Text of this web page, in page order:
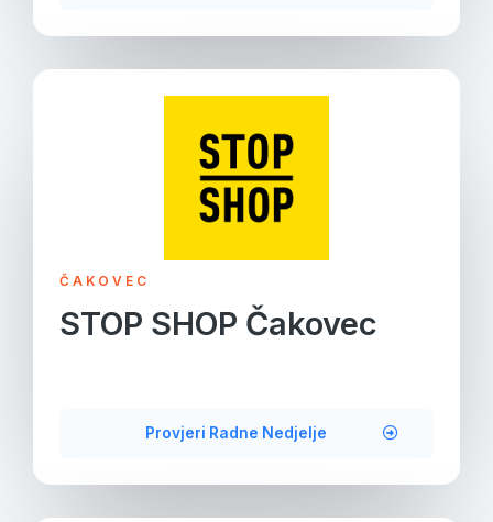
ČAKOVEC
STOP SHOP Čakovec
Provjeri Radne Nedjelje